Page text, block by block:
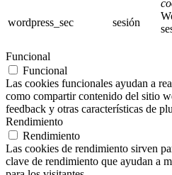
wordpress_sec sesión
Funcional
Funcional
Las cookies funcionales ayudan a
como compartir contenido del sitio
feedback y otras características de
Rendimiento
Rendimiento
Las cookies de rendimiento sirven
clave de rendimiento que ayudan a